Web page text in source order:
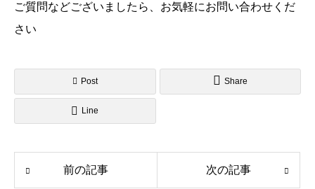
ご質問などございましたら、お気軽にお問い合わせくだ
さい
Post Share
Line
前の記事 次の記事